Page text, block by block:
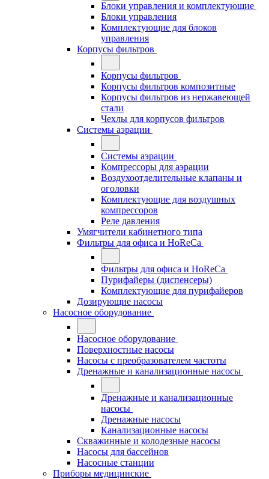
Блоки управления и комплектующие
Блоки управления
Комплектующие для блоков
управления
Корпусы фильтров
Корпусы фильтров
Корпусы фильтров композитные
Корпусы фильтров из нержавеющей
стали
Чехлы для корпусов фильтров
Системы аэрации
Системы аэрации
Компрессоры для аэрации
Воздухоотделительные клапаны и
оголовки
Комплектующие для воздушных
компрессоров
Реле давления
Умягчители кабинетного типа
Фильтры для офиса и HoReCa
Фильтры для офиса и HoReCa
Пурифайеры (диспенсеры)
Комплектующие для пурифайеров
Дозирующие насосы
Насосное оборудование
Насосное оборудование
Поверхностные насосы
Насосы с преобразователем частоты
Дренажные и канализационные насосы
Дренажные и канализационные
насосы
Дренажные насосы
Канализационные насосы
Скважинные и колодезные насосы
Насосы для бассейнов
Насосные станции
Приборы медицинские